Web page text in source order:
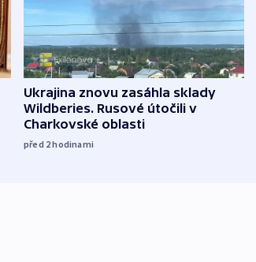
Ukrajina znovu zasáhla sklady
Wildberies. Rusové útočili v
Charkovské oblasti
před 2hodinami